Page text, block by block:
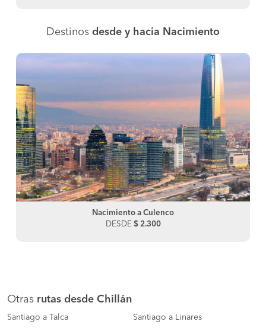
Destinos desde y hacia Nacimiento
Nacimiento a Culenco
DESDE $ 2.300
Otras rutas desde Chillán
Santiago a Talca Santiago a Linares